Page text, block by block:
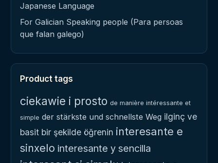
Japanese Language
For Galician Speaking people (Para persoas
que falan galego)
Product tags
ciekawie i prosto de manière intéressante et
simple der stärkste und schnellste Weg ilginç ve
basit bir şekilde öğrenin interesante e
sinxelo interesante y sencilla